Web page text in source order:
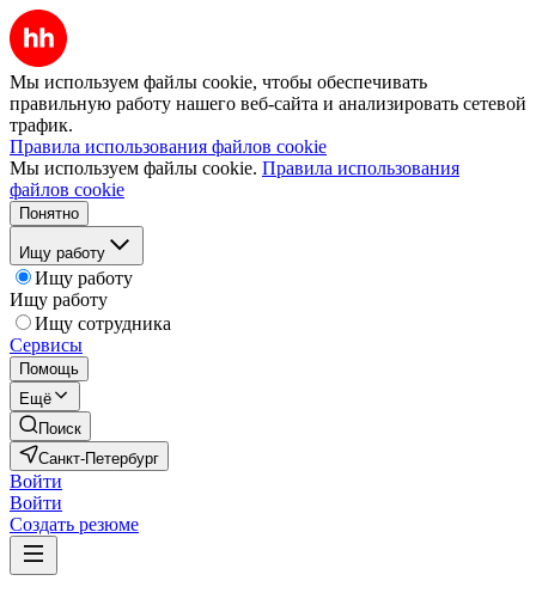
Мы используем файлы cookie, чтобы обеспечивать
правильную работу нашего веб-сайта и анализировать сетевой
трафик.
Правила использования файлов cookie
Мы используем файлы cookie. Правила использования
файлов cookie
Понятно
Ищу работу
Ищу работу
Ищу работу
Ищу сотрудника
Сервисы
Помощь
Ещё
Поиск
Санкт-Петербург
Войти
Войти
Создать резюме